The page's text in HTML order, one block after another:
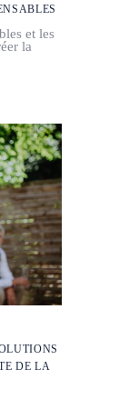
et les
la
DE LA